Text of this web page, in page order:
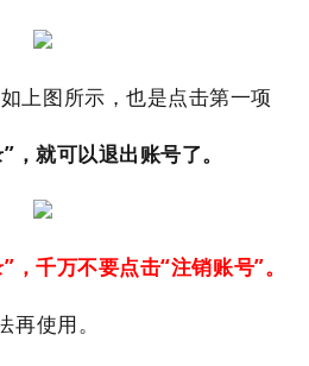
上图所示，也是点击第一项
，就可以退出账号了。
千万不要点击“注销账号”。
使用。